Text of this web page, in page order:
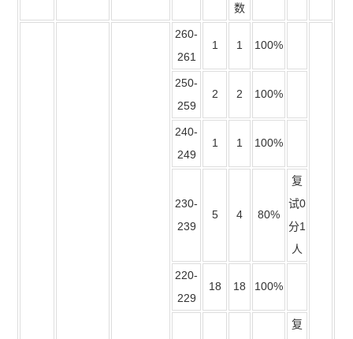
数
260-
261
1 1 100%
250-
259
2 2 100%
240-
249
1 1 100%
230-
239
5 4 80%
复
试0
分1
人
220-
229
18 18 100%
复